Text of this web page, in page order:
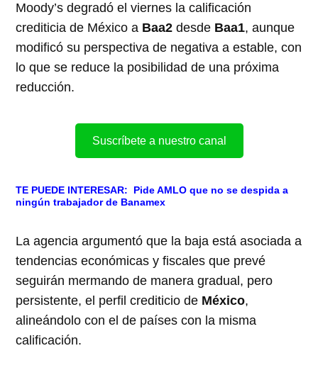
Moody’s degradó el viernes la calificación
crediticia de México a Baa2 desde Baa1, aunque
modificó su perspectiva de negativa a estable, con
lo que se reduce la posibilidad de una próxima
reducción.
Suscríbete a nuestro canal
TE PUEDE INTERESAR: Pide AMLO que no se despida a
ningún trabajador de Banamex
La agencia argumentó que la baja está asociada a
tendencias económicas y fiscales que prevé
seguirán mermando de manera gradual, pero
persistente, el perfil crediticio de México,
alineándolo con el de países con la misma
calificación.